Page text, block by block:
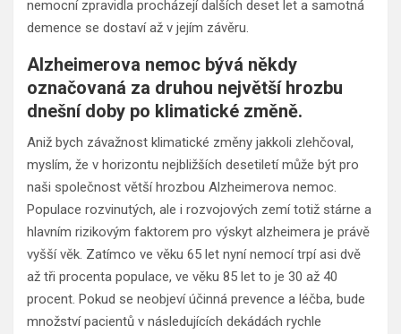
nemocní zpravidla procházejí dalších deset let a samotná
demence se dostaví až v jejím závěru.
Alzheimerova nemoc bývá někdy
označovaná za druhou největší hrozbu
dnešní doby po klimatické změně.
Aniž bych závažnost klimatické změny jakkoli zlehčoval,
myslím, že v horizontu nejbližších desetiletí může být pro
naši společnost větší hrozbou Alzheimerova nemoc.
Populace rozvinutých, ale i rozvojových zemí totiž stárne a
hlavním rizikovým faktorem pro výskyt alzheimera je právě
vyšší věk. Zatímco ve věku 65 let nyní nemocí trpí asi dvě
až tři procenta populace, ve věku 85 let to je 30 až 40
procent. Pokud se neobjeví účinná prevence a léčba, bude
množství pacientů v následujících dekádách rychle